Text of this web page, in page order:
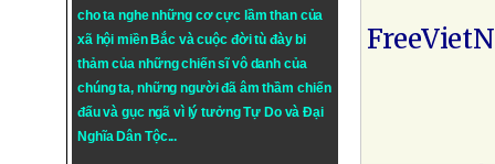
cho ta nghe những cơ cực lầm than của
xã hội miền Bắc và cuộc đời tù đày bi
thảm của những chiến sĩ vô danh của
chúng ta, những người đã âm thầm chiến
đấu và gục ngã vì lý tưởngTự DovàĐại
Nghĩa Dân Tộc...